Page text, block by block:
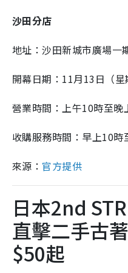
沙田分店
地址：沙田新城市廣場一
開幕日期：11月13日（星
營業時間：上午10時至晚
收購服務時間：早上10時
來源： 官方提供
日本2nd
直擊二手古
$50起